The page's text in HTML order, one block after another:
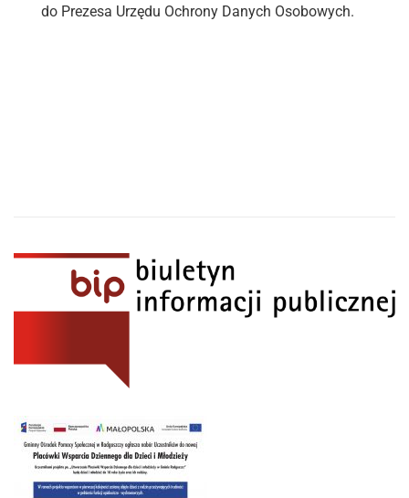
do Prezesa Urzędu Ochrony Danych Osobowych.